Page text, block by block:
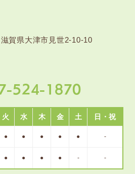
賀県大津市見世2-10-10
524-1870
火 水 木 金 土 日・祝
● ● ● ● ● -
● ● ● ● - -